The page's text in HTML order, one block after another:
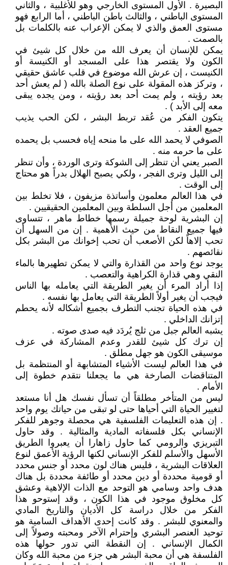
البصيرة . الأول المستوى الخارجي وهو للأغلبية ، والثاني
المستوى الباطني ، والثالث باطن الباطني ، أما الرابع فهو
مستوى العمق والذي لا يمكن الإعراب عنه بالكلمات بل
بالصمت .
يمكن للإنسان أن يعرف الله من خلال كل شيئ في
الكون ولا يقتصر هذا على المسجد أو الكنيسة أو
الكنيست ، إن عرش الله موضوع في قلب عاشق حقيقي
، وتركز هذه المقولة على نوع الصلة بالله ( لم يعش أحد
بعد رؤيته ، ولم يمت أحد بعد رؤيته ، ومن يجده يبقى
معه إلى الأبد ) .
يتكون الفكر من عُقد تربط البشر ، لكن الحب يذيب
جميع العقد .
الصوفي لا يحمد الله على ما منحه إياه فحسب بل يحمده
على ما حرمه منه .
الصبر يعني أن تنظر إلى الشوكة وترى الوردة ، وأن تنظر
إلى الليل وترى الفجر ، ولكي يصبح الهلال بدراً هو محتاج
إلى الوقت .
في هذا العالم معلمون وأساتذة مزيفون ، فلا تخلط بين
المعلمين من أجل السلطة وبين المعلمين الحقيقيين .
إن البشرية لوحة جميلة رسمها خطاط ماهر ، تتساوى
فيها جميع النقاط من حيث الأهمية . إن من السهل أن
تحب إلاهاً لكن الأصعب أن تحب إخوانك من البشر بكل
نقائصهم .
يوجد نوع واحد من القذارة والتي لا يمكن تطهيرها بالماء
النقي وهي قذارة الكراهية والتعصب .
إذا أراد المرء أن يغير الطريقة التي يعامله بها الناس
فيجب أن يغير أولاً الطريقة التي يعامل بها نفسه .
في هذه الحياة تجنب التطرف بجميع أشكاله لأنه يحطم
إتزانك الداخلي .
يشبه العالم جبل من ثلج يُردَد فيه صدى صوته .
إن ترك كل شيئ للقدر وعدم المشاركة في عزف
موسيقى الكون هو جهل مطلق .
في هذا العالم ليست الأشياء المتشابهة أو المنتظمة بل
المتناقضات الصارخة هي ما يجعلنا نتقدم خطوة إلى
الأمام .
ليس من المتأخر مطلقاً أن تسأل نفسك هل أنا مستعد
لتغيير الحياة التي أحياها حتى لو تبقى من حياتك يوم واحد
. إن هذه التعليمات الفلسفية هي محصلة وجوهر للفكر
الإنساني بكل فلسفاته المادية والمثالية . وقد حاول
التبريزي والرومي كما حاول زاهارا أن يعبروا الطريق
الأسهل والأسلم للفكر الإنساني لكنها الرؤية الأعمق لنوع
العلاقات البشرية ، فليس هناك لون محدد أو جنس محدد
أو قومية محددة أو دين محدد أو طائفة محددة بل هناك
هدف واحد وسامي هو التوحد مع الذات الإلاهية وعشق
كل مخلوق موجود في هذا الكون ، وقد إستوحو هذا
الفكر من خلال دراسة كل الأديان والتاريخ المادي
والمعنوي للبشر . وقد كانت إحدى الأهداف السامية هو
توحيد العنصر البشري وإحترام الآخر ومحبته وصولاً إلى
الكمال الإنساني . إن النقطة التي تدور حولها هذه
الفلسفة هي أن محبة البشر هي جزء من محبة الله وكان